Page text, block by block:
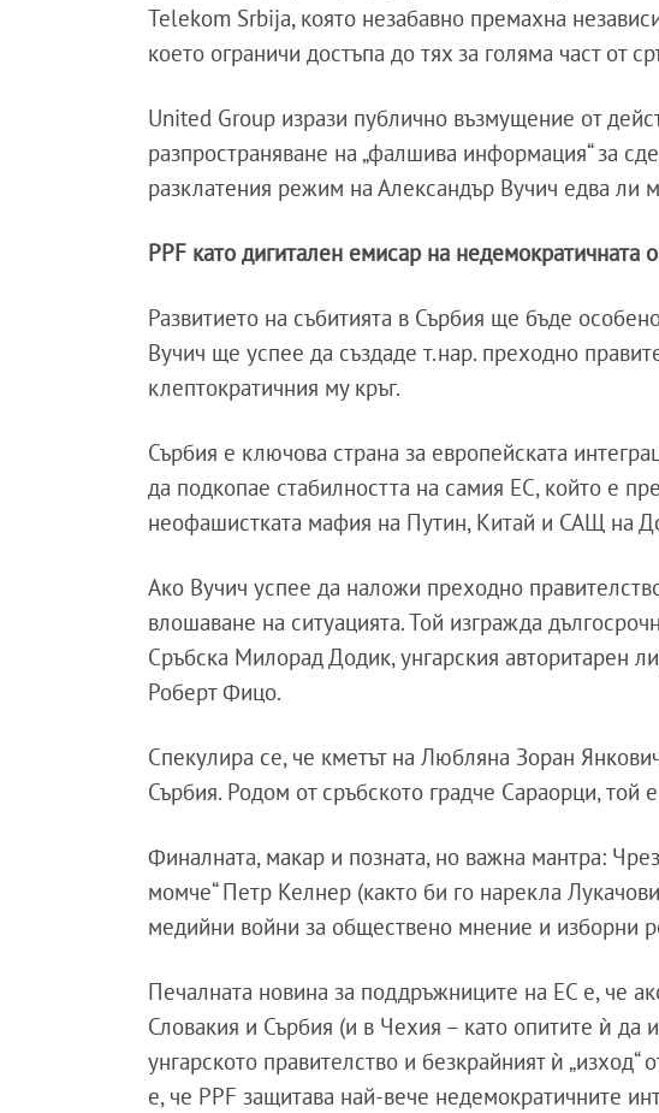
Telekom Srbija, която незабавно премахна
което ограничи достъпа до тях за голяма част от
United Group изрази публично възмущение от
разпространяване на „фалшива информация“ за
разклатения режим на Александър Вучич едва ли
PPF като дигитален емисар на недемократичната
Развитието на събитията в Сърбия ще бъде
Вучич ще успее да създаде т.нар. преходно
клептократичния му кръг.
Сърбия е ключова страна за европейската
да подкопае стабилността на самия ЕС, който е
неофашистката мафия на Путин, Китай и САЩ на
Ако Вучич успее да наложи преходно
влошаване на ситуацията. Той изгражда
Сръбска Милорад Додик, унгарския авторитарен
Роберт Фицо.
Спекулира се, че кметът на Любляна Зоран
Сърбия. Родом от сръбското градче Сараорци, той
Финалната, макар и позната, но важна мантра:
момче“ Петр Келнер (както би го нарекла
медийни войни за обществено мнение и изборни
Печалната новина за поддръжниците на ЕС е, че
Словакия и Сърбия (и в Чехия – като опитите ѝ да
унгарското правителство и безкрайният ѝ
е, че PPF защитава най-вече недемократичните